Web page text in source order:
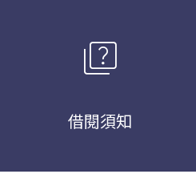
quiz
借閱須知